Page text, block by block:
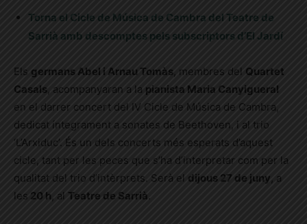
Torna el Cicle de Música de Cambra del Teatre de
Sarrià amb descomptes pels subscriptors d’El Jardí
Els germans Abel i Arnau Tomàs, membres del Quartet
Casals , acompanyaran a la pianista Maria Canyigueral
en el darrer concert del IV Cicle de Música de Cambra,
dedicat íntegrament a sonates de Beethoven, i al trio
‘L’Arxiduc’. És un dels concerts més esperats d’aquest
cicle, tant per les peces que s’ha d’interpretar com per la
qualitat del trio d’intèrprets. Serà el
dijous 27 de juny, a
les 20 h , al Teatre de Sarrià.